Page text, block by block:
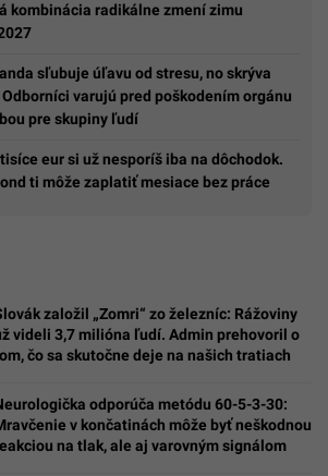
kombinácia radikálne zmení zimu
sľubuje úľavu od stresu, no skrýva
varujú pred poškodením orgánu
pre skupiny ľudí
eur si už nesporíš iba na dôchodok.
ti môže zaplatiť mesiace bez práce
založil „Zomri“ zo železníc: Rážoviny
videli 3,7 milióna ľudí. Admin prehovoril o
čo sa skutočne deje na našich tratiach
odporúča metódu 60-5-3-30:
v končatinách môže byť neškodnou
na tlak, ale aj varovným signálom